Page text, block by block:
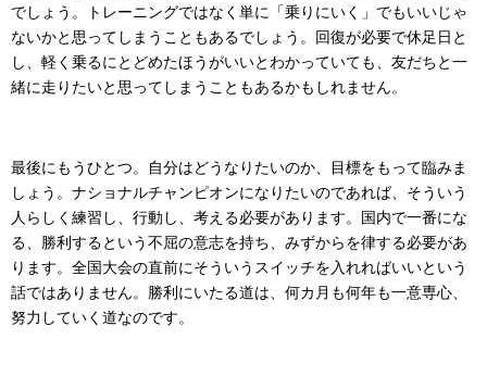
でしょう。トレーニングではなく単に「乗りにいく」でもいいじゃ
ないかと思ってしまうこともあるでしょう。回復が必要で休足日と
し、軽く乗るにとどめたほうがいいとわかっていても、友だちと一
緒に走りたいと思ってしまうこともあるかもしれません。
最後にもうひとつ。自分はどうなりたいのか、目標をもって臨みま
しょう。ナショナルチャンピオンになりたいのであれば、そういう
人らしく練習し、行動し、考える必要があります。国内で一番にな
る、勝利するという不屈の意志を持ち、みずからを律する必要があ
ります。全国大会の直前にそういうスイッチを入れればいいという
話ではありません。勝利にいたる道は、何カ月も何年も一意専心、
努力していく道なのです。